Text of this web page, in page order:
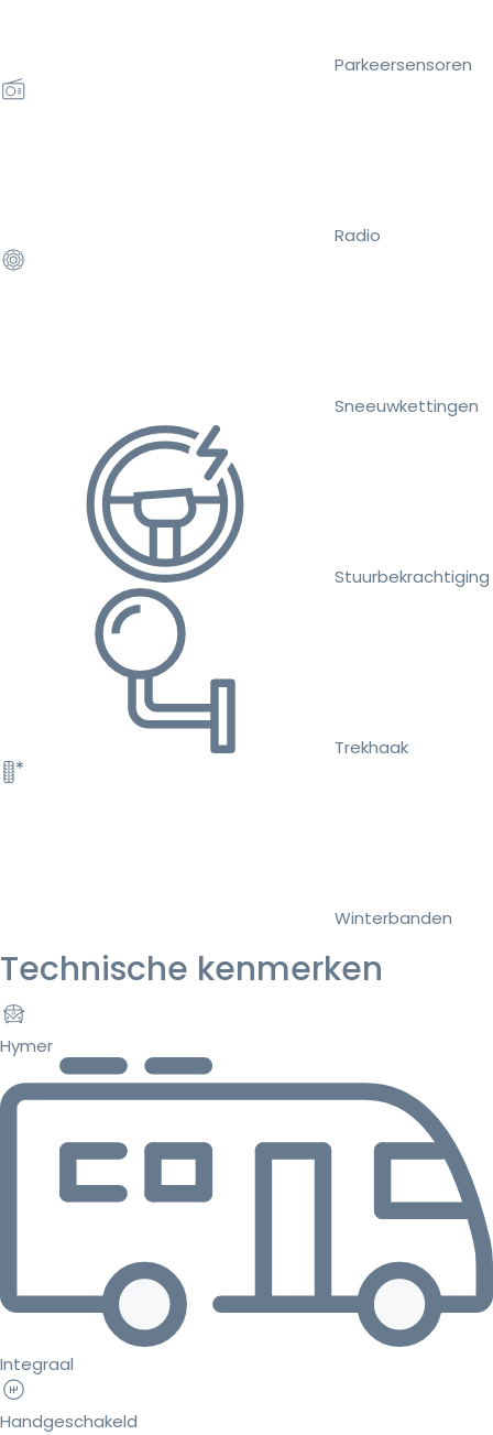
Parkeersensoren
Radio
Sneeuwkettingen
Stuurbekrachtiging
Trekhaak
Winterbanden
Technische kenmerken
Hymer
Integraal
Handgeschakeld